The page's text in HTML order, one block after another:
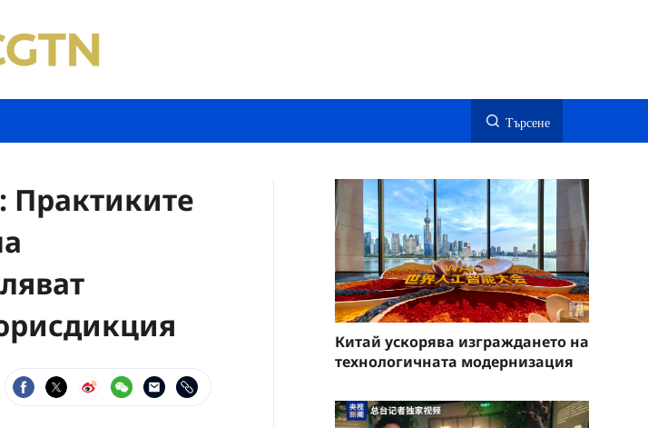
Търсене
Практиките
Китай ускорява изграждането на
технологичната модернизация